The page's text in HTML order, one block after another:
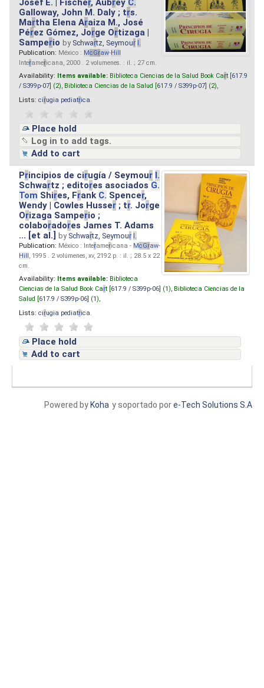
Josef E. | Fischer, Aubrey C.
Galloway, John M. Daly ; trs.
Martha Elena Araiza M., José
Pérez Gómez, Jorge Ortizaga |
Samperio by Schwartz, Seymour I.
Publication: México : McGraw-Hill
Interamericana, 2000 . 2 volumenes. : il. ; 27 cm.
Availability: Items available: Biblioteca Ciencias de la Salud Book Cart [ 617.9
/ S399p-07 ] (2), Biblioteca Ciencias de la Salud [ 617.9 / S399p-07 ] (2),
Lists: cirugia pediatrica
Place hold
Log in to add tags.
Add to cart
Principios de cirugía / Seymour I.
Schwartz ; editores asociados G.
Tom Shires, Frank C. Spencer,
Wendy | Cowles Husser ; tr. Jorge
Orizaga Samperio ;
colaboradores James T. Adams
... [et al.]by Schwartz, Seymour I.
Publication: México : Interamericana - McGraw-
Hill, 1995 . 2 volúmenes, xv, 2192 p. : il. ; 28.5 x 22
cm.
Availability: Items available: Biblioteca
Ciencias de la Salud Book Cart [ 617.9 / S399p-06 ] (1), Biblioteca Ciencias de la
Salud [ 617.9 / S399p-06 ] (1),
Lists: cirugia pediatrica
Place hold
Add to cart
y soportado pore-Tech Solutions S.A
Powered by Koha